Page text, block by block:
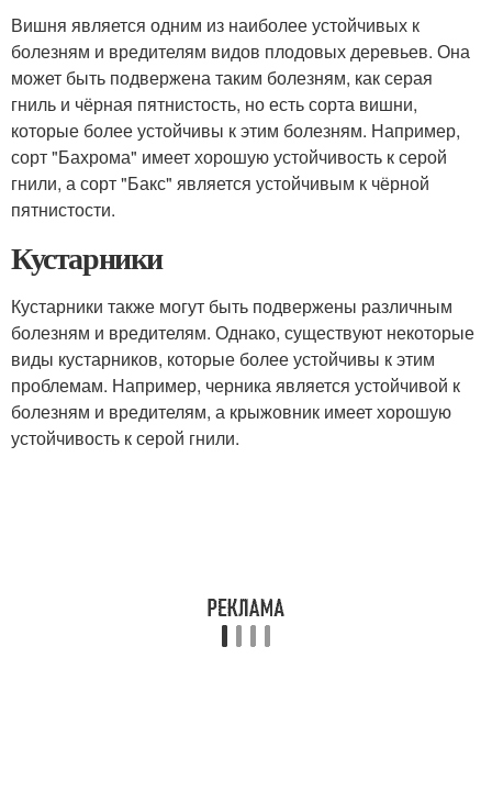
Вишня является одним из наиболее устойчивых к
болезням и вредителям видов плодовых деревьев. Она
может быть подвержена таким болезням, как серая
гниль и чёрная пятнистость, но есть сорта вишни,
которые более устойчивы к этим болезням. Например,
сорт "Бахрома" имеет хорошую устойчивость к серой
гнили, а сорт "Бакс" является устойчивым к чёрной
пятнистости.
Кустарники
Кустарники также могут быть подвержены различным
болезням и вредителям. Однако, существуют некоторые
виды кустарников, которые более устойчивы к этим
проблемам. Например, черника является устойчивой к
болезням и вредителям, а крыжовник имеет хорошую
устойчивость к серой гнили.